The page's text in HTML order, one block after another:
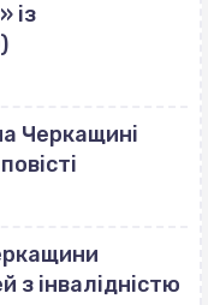
із
Черкащині
з інвалідністю